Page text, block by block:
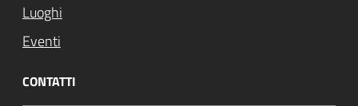
Luoghi
Eventi
CONTATTI